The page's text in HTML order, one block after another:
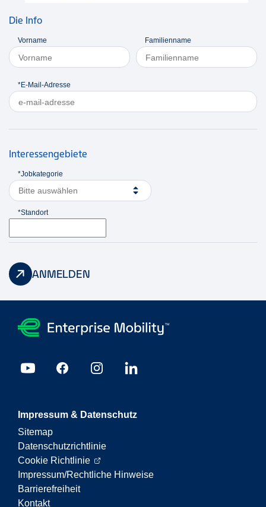
Die Info
Vorname Familienname
*E-Mail-Adresse
Interessengebiete
*Jobkategorie
Bitte auswählen
*Standort
ANMELDEN
Impressum & Datenschutz
Sitemap
Datenschutzrichtlinie
Cookie Richtlinie
Impressum/Rechtliche Hinweise
Barrierefreiheit
Kontakt